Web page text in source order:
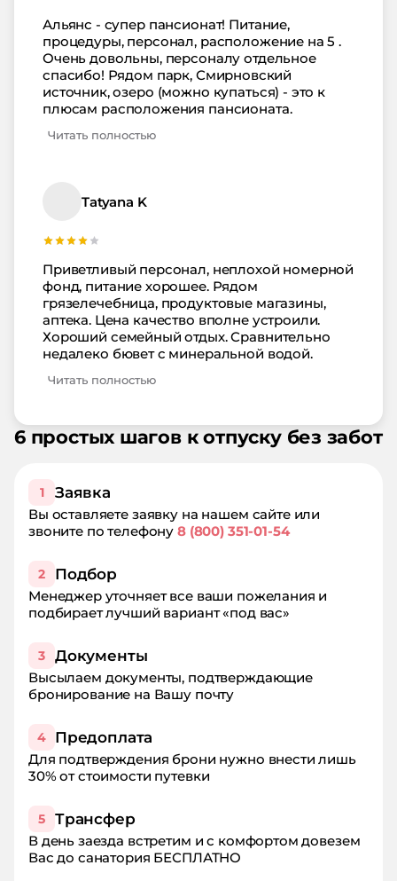
Альянс - супер пансионат! Питание,
процедуры, персонал, расположение на 5 .
Очень довольны, персоналу отдельное
спасибо! Рядом парк, Смирновский
источник, озеро (можно купаться) - это к
плюсам расположения пансионата.
Читать полностью
Tatyana K
Приветливый персонал, неплохой номерной
фонд, питание хорошее. Рядом
грязелечебница, продуктовые магазины,
аптека. Цена качество вполне устроили.
Хороший семейный отдых. Сравнительно
недалеко бювет с минеральной водой.
Читать полностью
6 простых шагов к отпуску без забот
1 Заявка
Вы оставляете заявку на нашем сайте или
звоните по телефону8 (800) 351-01-54
2 Подбор
Менеджер уточняет все ваши пожелания и
подбирает лучший вариант «под вас»
3 Документы
Высылаем документы, подтверждающие
бронирование на Вашу почту
4 Предоплата
Для подтверждения брони нужно внести лишь
30% от стоимости путевки
5 Трансфер
В день заезда встретим и с комфортом довезем
Вас до санатория БЕСПЛАТНО